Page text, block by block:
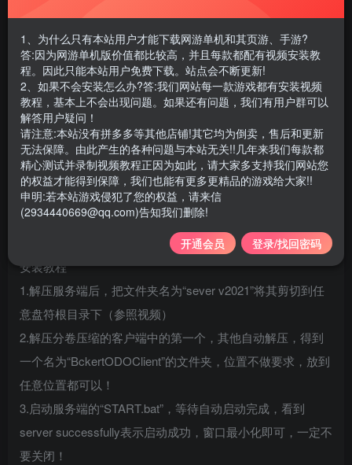
---------------------------------------------------------
游戏大小
解压前：服务端约=3.25GB 客户端约=31GB
解压后：服务端约 =5.24GB 客户端约=34.3GB
教程约=280MB
评价赠品（GM工具）约=400MB
-------------------------------------------------------------
安装教程
1.解压服务端后，把文件夹名为“sever v2021”将其剪切到任
意盘符根目录下（参照视频）
2.解压分卷压缩的客户端中的第一个，其他自动解压，得到
一个名为“BckertODOClient”的文件夹，位置不做要求，放到
任意位置都可以！
3.启动服务端的“START.bat”，等待自动启动完成，看到
server successfully表示启动成功，窗口最小化即可，一定不
要关闭！
1、为什么只有本站用户才能下载网游单机和其页游、手游?
答:因为网游单机版价值都比较高，并且每款都配有视频安装教
程。因此只能本站用户免费下载。站点会不断更新!
2、如果不会安装怎么办?答:我们网站每一款游戏都有安装视频
教程，基本上不会出现问题。如果还有问题，我们有用户群可以
解答用户疑问！
请注意:本站没有拼多多等其他店铺!其它均为倒卖，售后和更新
无法保障。由此产生的各种问题与本站无关!!几年来我们每款都
精心测试并录制视频教程正因为如此，请大家多支持我们网站您
的权益才能得到保障，我们也能有更多更精品的游戏给大家!!
申明:若本站游戏侵犯了您的权益，请来信
(2934440669@qq.com)告知我们删除!
开通会员 登录/找回密码